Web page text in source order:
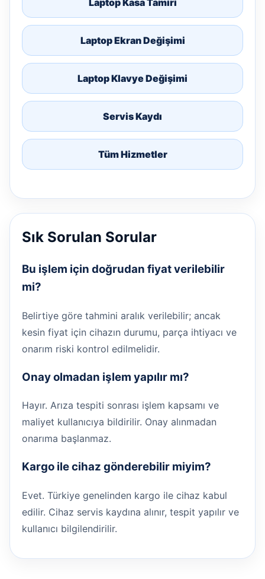
Laptop Kasa Tamiri
Laptop Ekran Değişimi
Laptop Klavye Değişimi
Servis Kaydı
Tüm Hizmetler
Sık Sorulan Sorular
Bu işlem için doğrudan fiyat verilebilir
mi?
Belirtiye göre tahmini aralık verilebilir; ancak
kesin fiyat için cihazın durumu, parça ihtiyacı ve
onarım riski kontrol edilmelidir.
Onay olmadan işlem yapılır mı?
Hayır. Arıza tespiti sonrası işlem kapsamı ve
maliyet kullanıcıya bildirilir. Onay alınmadan
onarıma başlanmaz.
Kargo ile cihaz gönderebilir miyim?
Evet. Türkiye genelinden kargo ile cihaz kabul
edilir. Cihaz servis kaydına alınır, tespit yapılır ve
kullanıcı bilgilendirilir.